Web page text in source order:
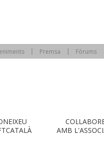
Premsa Fòrums
AMB